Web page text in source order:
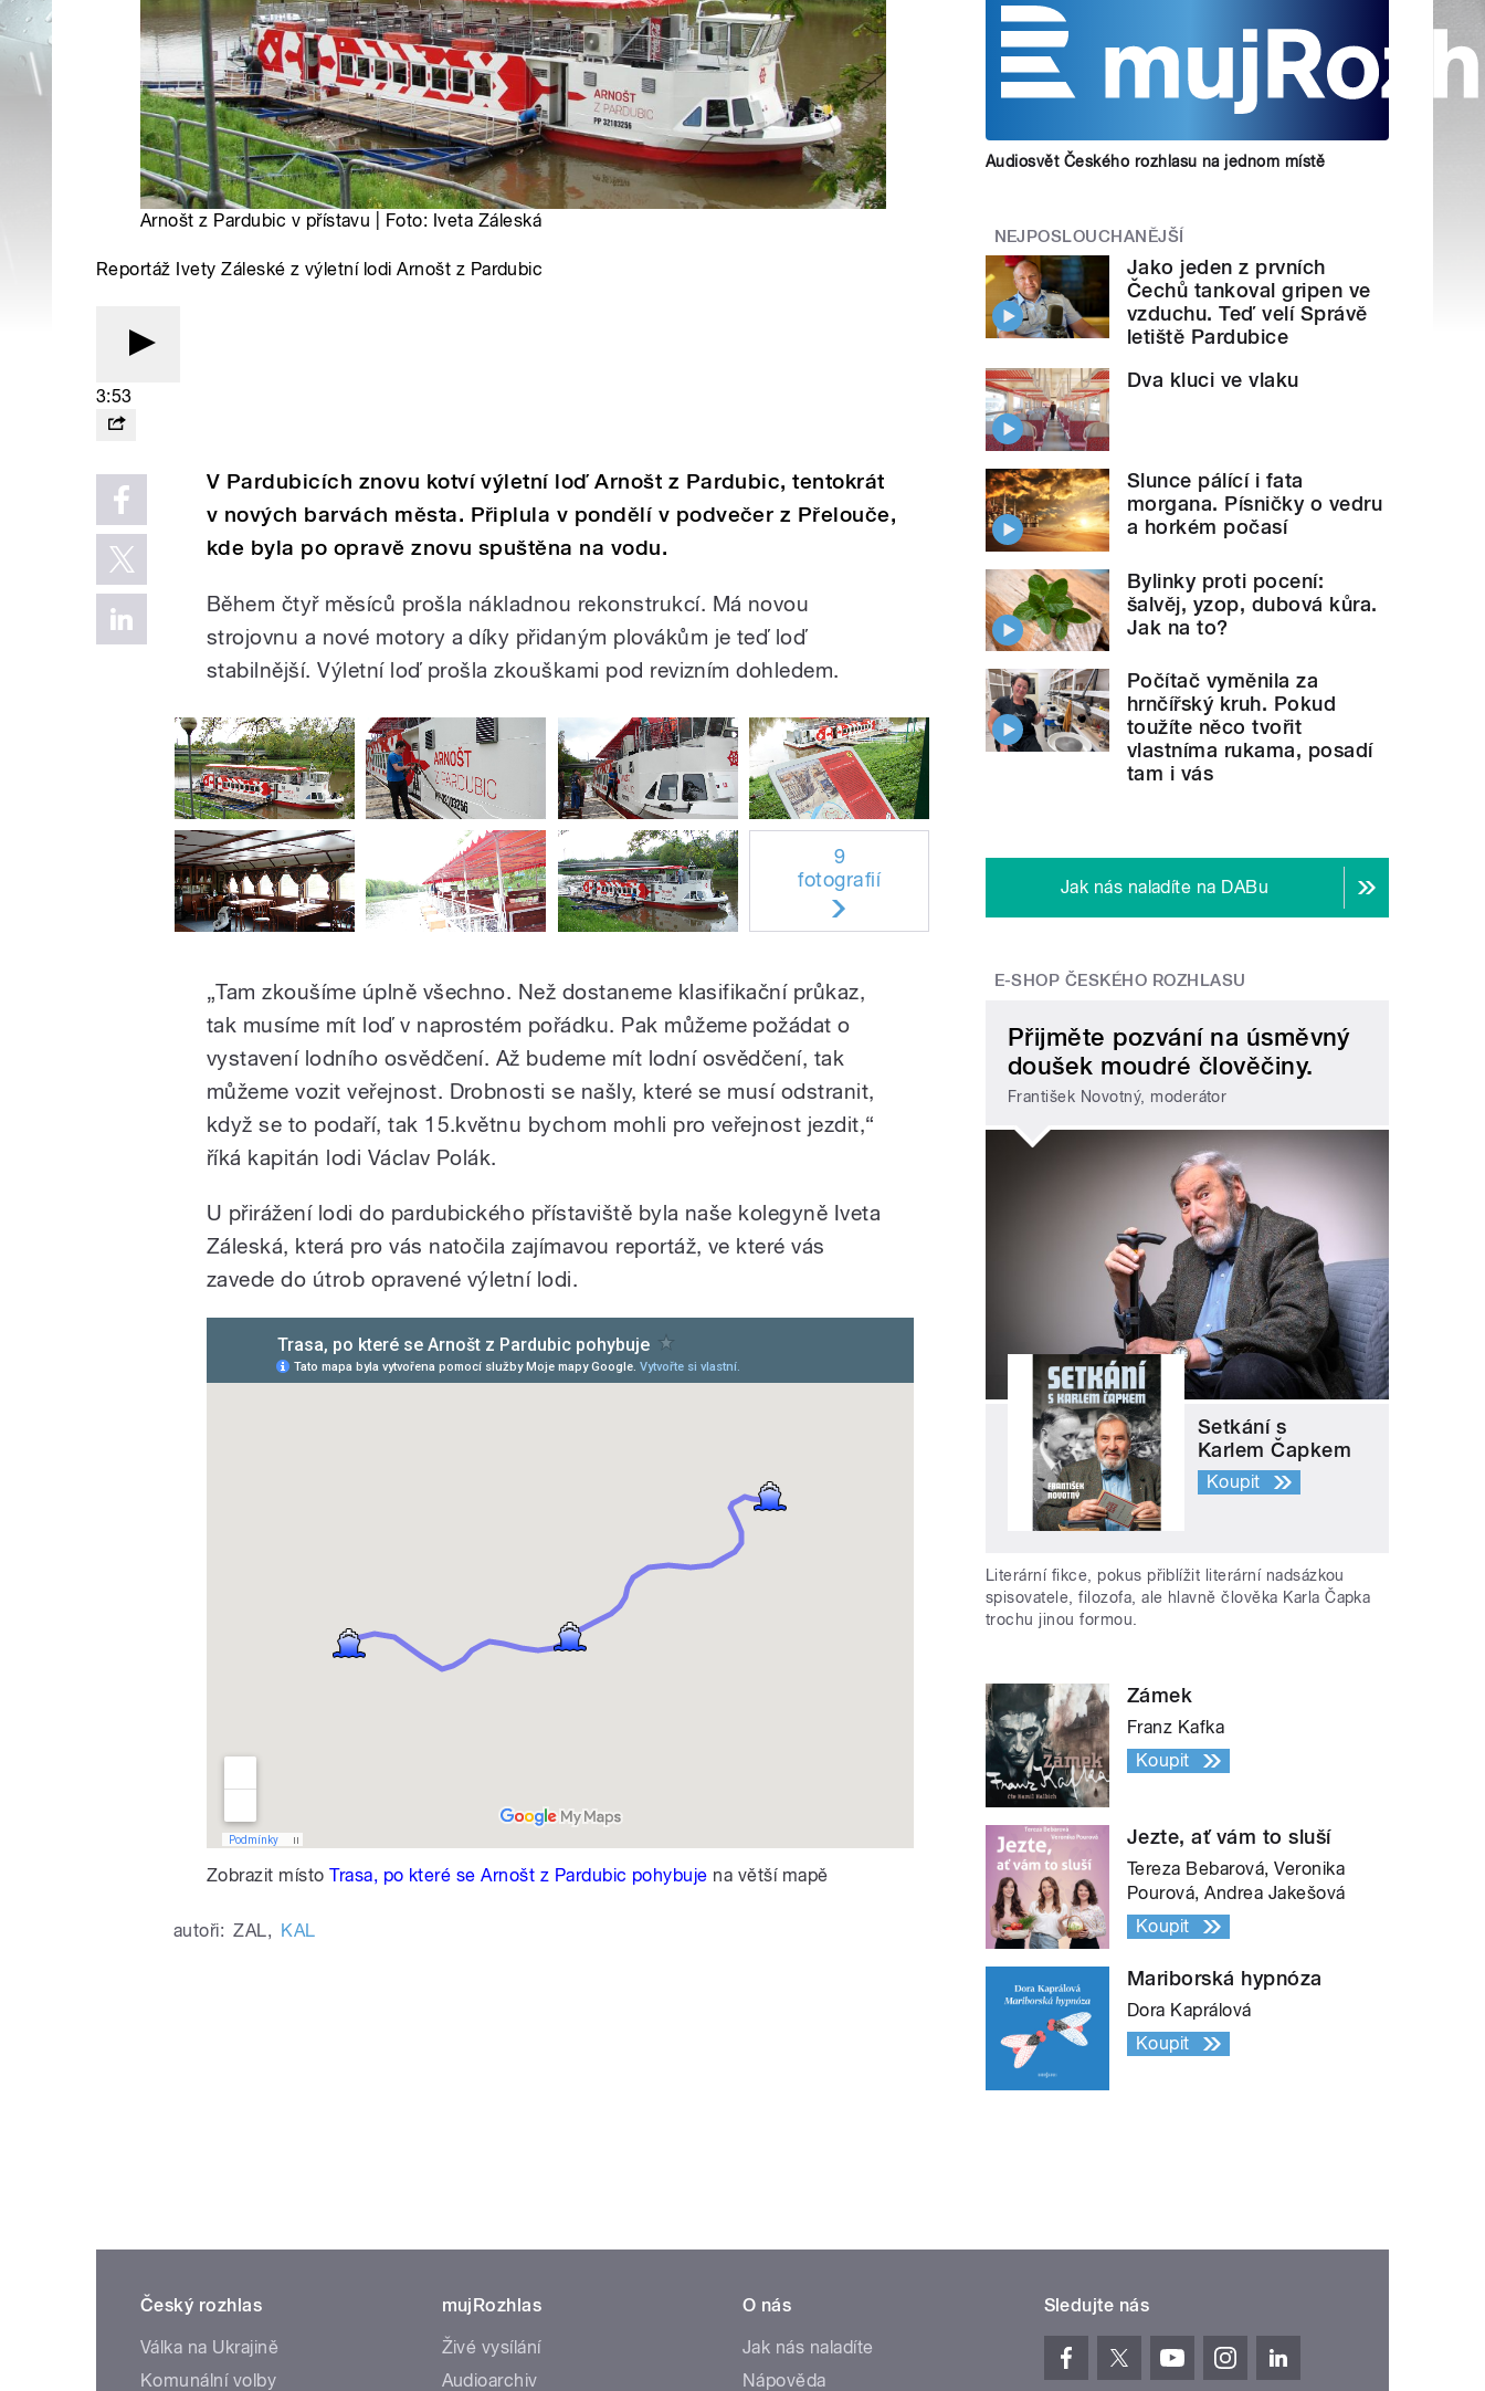
Arnošt z Pardubic v přístavu | Foto: Iveta Záleská
Reportáž Ivety Záleské z výletní lodi Arnošt z Pardubic
3:53
V Pardubicích znovu kotví výletní loď Arnošt z Pardubic, tentokrát
v nových barvách města. Připlula v pondělí v podvečer z Přelouče,
kde byla po opravě znovu spuštěna na vodu.
Během čtyř měsíců prošla nákladnou rekonstrukcí. Má novou
strojovnu a nové motory a díky přidaným plovákům je teď loď
stabilnější. Výletní loď prošla zkouškami pod revizním dohledem.
9
fotografií
„Tam zkoušíme úplně všechno. Než dostaneme klasifikační průkaz,
tak musíme mít loď v naprostém pořádku. Pak můžeme požádat o
vystavení lodního osvědčení. Až budeme mít lodní osvědčení, tak
můžeme vozit veřejnost. Drobnosti se našly, které se musí odstranit,
když se to podaří, tak 15.květnu bychom mohli pro veřejnost jezdit,“
říká kapitán lodi Václav Polák.
U přirážení lodi do pardubického přístaviště byla naše kolegyně Iveta
Záleská, která pro vás natočila zajímavou reportáž, ve které vás
zavede do útrob opravené výletní lodi.
Zobrazit místoTrasa, po které se Arnošt z Pardubic pohybuje na větší mapě
autoři: ZAL, KAL
Audiosvět Českého rozhlasu na jednom místě
NEJPOSLOUCHANĚJŠÍ
Jako jeden z prvních
Čechů tankoval gripen ve
vzduchu. Teď velí Správě
letiště Pardubice
Dva kluci ve vlaku
Slunce pálící i fata
morgana. Písničky o vedru
a horkém počasí
Bylinky proti pocení:
šalvěj, yzop, dubová kůra.
Jak na to?
Počítač vyměnila za
hrnčířský kruh. Pokud
toužíte něco tvořit
vlastníma rukama, posadí
tam i vás
Jak nás naladíte na DABu
E-SHOP ČESKÉHO ROZHLASU
Přijměte pozvání na úsměvný
doušek moudré člověčiny.
František Novotný, moderátor
Setkání s
Karlem Čapkem
Koupit
Literární fikce, pokus přiblížit literární nadsázkou
spisovatele, filozofa, ale hlavně člověka Karla Čapka
trochu jinou formou.
Zámek
Franz Kafka
Koupit
Jezte, ať vám to sluší
Tereza Bebarová, Veronika
Pourová, Andrea Jakešová
Koupit
Mariborská hypnóza
Dora Kaprálová
Koupit
Český rozhlas
Válka na Ukrajině
Komunální volby
mujRozhlas
Živé vysílání
Audioarchiv
O nás
Jak nás naladíte
Nápověda
Sledujte nás